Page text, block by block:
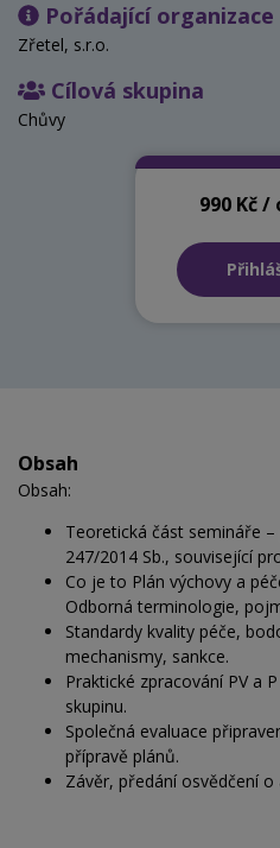
Pořádající organizace
Zřetel, s.r.o.
Cílová skupina
Chůvy
990 Kč /
Obsah
Obsah:
Teoretická část semináře
247/2014 Sb., související
Co je to Plán výchovy a
Odborná terminologie,
Standardy kvality péče,
mechanismy, sankce.
Praktické zpracování PV a
skupinu.
Společná evaluace
přípravě plánů.
Závěr, předání osvědčení